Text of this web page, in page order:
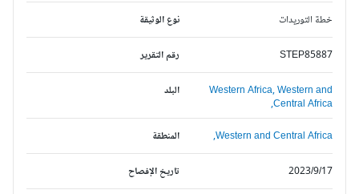
نوع الوثيقة خطة التوريدات
رقم التقرير STEP85887
البلد Western Africa,Western and
Central Africa,
المنطقة
Western and Central Africa,
تاريخ الإفصاح 2023/9/17